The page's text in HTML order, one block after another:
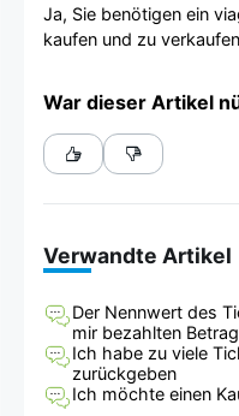
Ja, Sie benötigen ein
kaufen und zu
War dieser Artikel
Verwandte Artikel
Der Nennwert des
mir bezahlten
Ich habe zu viele
zurückgeben
Ich möchte einen